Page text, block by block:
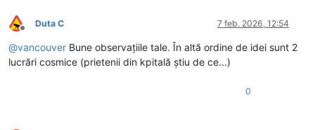
Deconectat
Duta C 7 feb. 2026, 12:54
@vancouver Bune observațiile tale. În altă ordine de idei sunt 2
lucrări cosmice (prietenii din kpitală știu de ce...)
0